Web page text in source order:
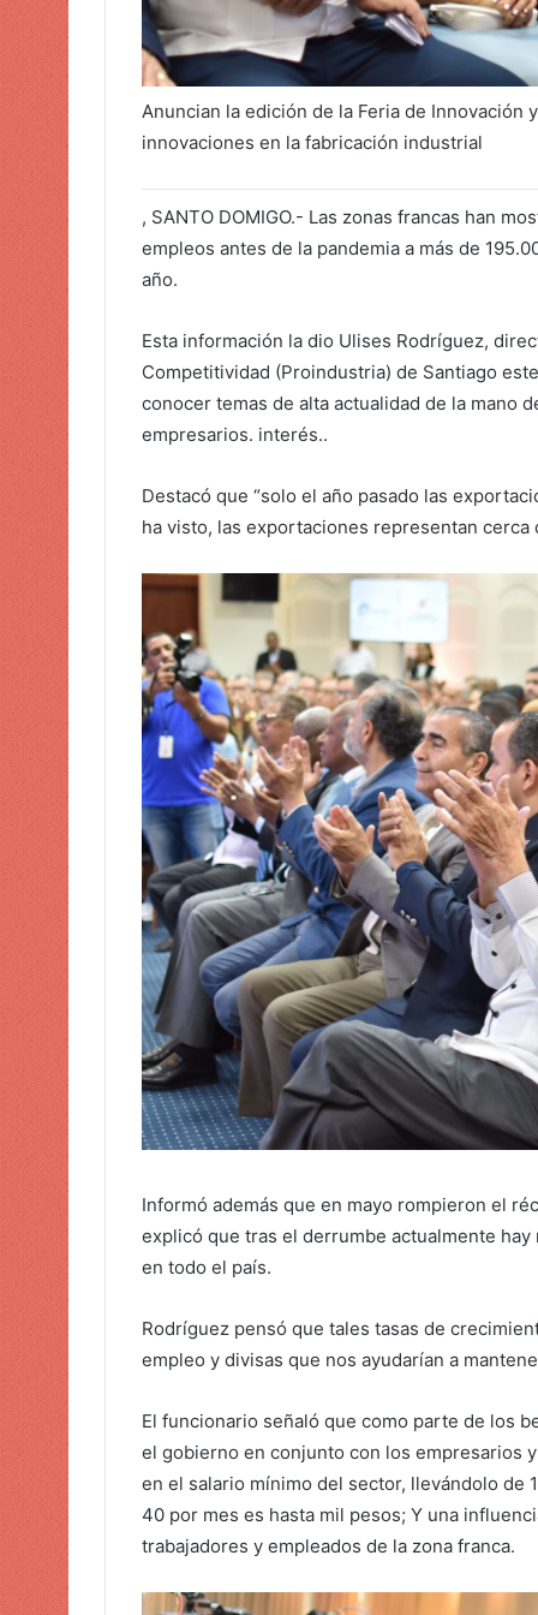
Anuncian la edición de la Feria de
innovaciones en la fabricación industrial
, SANTO DOMIGO.- Las zonas francas han
empleos antes de la pandemia a más de
año.
Esta información la dio Ulises Rodríguez,
Competitividad (Proindustria) de Santiago
conocer temas de alta actualidad de la mano
empresarios. interés..
Destacó que “solo el año pasado las
ha visto, las exportaciones representan
Informó además que en mayo rompieron el
explicó que tras el derrumbe actualmente
en todo el país.
Rodríguez pensó que tales tasas de
empleo y divisas que nos ayudarían a
El funcionario señaló que como parte de los
el gobierno en conjunto con los empresarios
en el salario mínimo del sector, llevándolo de
40 por mes es hasta mil pesos; Y una
trabajadores y empleados de la zona franca.